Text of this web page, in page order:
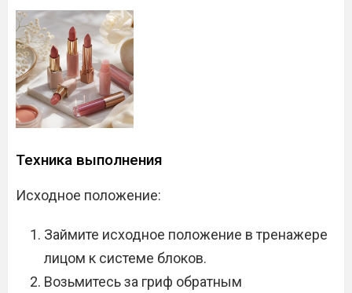
Техника выполнения
Исходное положение:
Займите исходное положение в тренажере
лицом к системе блоков.
Возьмитесь за гриф обратным